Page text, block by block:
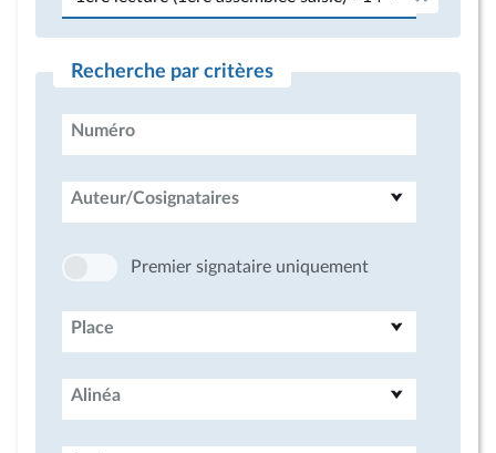
Recherche par critères
Numéro
Auteur/Cosignataires
Premier signataire uniquement
Place
Alinéa